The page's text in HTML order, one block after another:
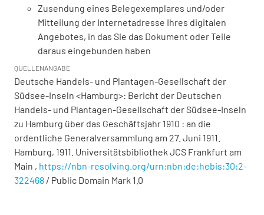
Zusendung eines Belegexemplares und/oder
Mitteilung der Internetadresse Ihres digitalen
Angebotes, in das Sie das Dokument oder Teile
daraus eingebunden haben
QUELLENANGABE
Deutsche Handels- und Plantagen-Gesellschaft der
Südsee-Inseln <Hamburg>: Bericht der Deutschen
Handels- und Plantagen-Gesellschaft der Südsee-Inseln
zu Hamburg über das Geschäftsjahr 1910 : an die
ordentliche Generalversammlung am 27. Juni 1911.
Hamburg, 1911. Universitätsbibliothek JCS Frankfurt am
Main , https://nbn-resolving.org/urn:nbn:de:hebis:30:2-
322468 / Public Domain Mark 1.0